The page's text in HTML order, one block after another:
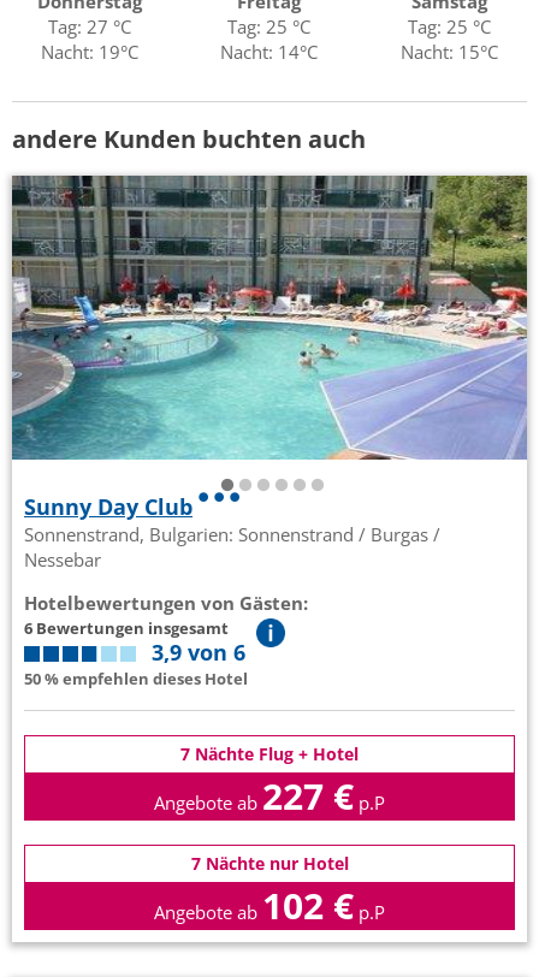
Tag: 27 °C
Nacht: 19°C
Tag: 25 °C
Nacht: 14°C
Tag: 25 °C
Nacht: 15°C
andere Kunden buchten auch
Sunny Day Club
Sonnenstrand, Bulgarien: Sonnenstrand / Burgas /
Nessebar
Hotelbewertungen von Gästen:
6 Bewertungen insgesamt
3,9 von 6
50 % empfehlen dieses Hotel
7 Nächte Flug + Hotel
Angebote ab 227 € p.P
7 Nächte nur Hotel
Angebote ab 102 € p.P